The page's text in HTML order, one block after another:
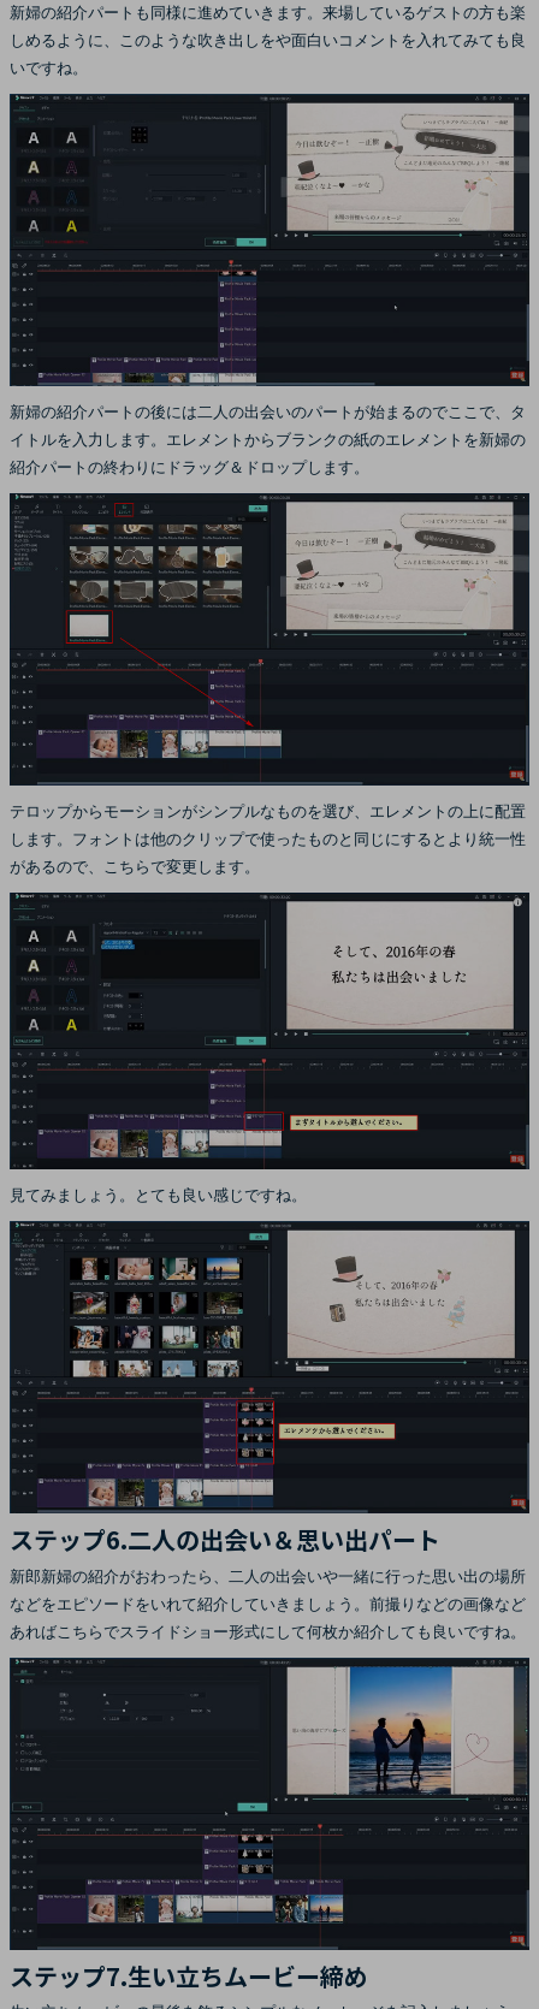
新婦の紹介パートも同様に進めていきます。来場しているゲストの方も楽
しめるように、このような吹き出しをや面白いコメントを入れてみても良
いですね。
新婦の紹介パートの後には二人の出会いのパートが始まるのでここで、タ
イトルを入力します。エレメントからブランクの紙のエレメントを新婦の
紹介パートの終わりにドラッグ＆ドロップします。
テロップからモーションがシンプルなものを選び、エレメントの上に配置
します。フォントは他のクリップで使ったものと同じにするとより統一性
があるので、こちらで変更します。
見てみましょう。とても良い感じですね。
ステップ6.二人の出会い＆思い出パート
新郎新婦の紹介がおわったら、二人の出会いや一緒に行った思い出の場所
などをエピソードをいれて紹介していきましょう。前撮りなどの画像など
あればこちらでスライドショー形式にして何枚か紹介しても良いですね。
ステップ7.生い立ちムービー締め